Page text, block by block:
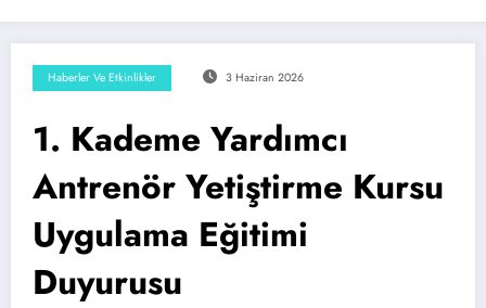
Haberler Ve Etkinlikler 3 Haziran 2026
1. Kademe Yardımcı
Antrenör Yetiştirme Kursu
Uygulama Eğitimi
Duyurusu